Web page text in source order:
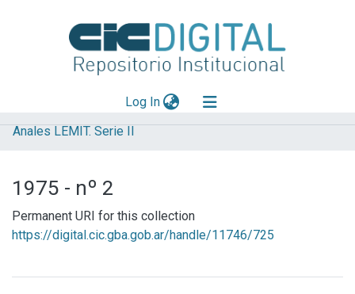
Log In(current)
Explorar
Aportar material
Statistics
Anales LEMIT. Serie II
1975 - nº 2
Permanent URI for this collection
https://digital.cic.gba.gob.ar/handle/11746/725